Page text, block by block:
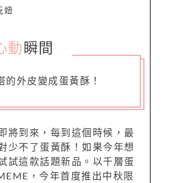
妞
動 瞬間
的外皮變成蛋黃酥！
將到來，每到這個時候，最
少不了蛋黃酥！如果今年想
試這款話題新品。以千層蛋
，今年首度推出中秋限